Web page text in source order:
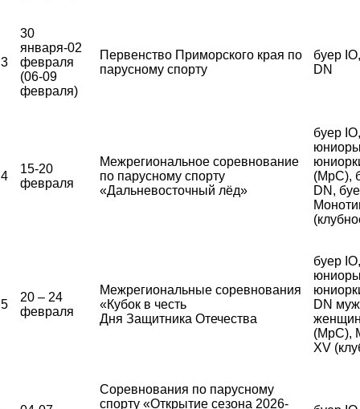
3
30
января-02
февраля
(06-09
февраля)
Первенство Приморского края по
парусному спорту
буер
DN
4
15-20
февраля
Межрегиональное соревнование
по парусному спорту
«Дальневосточный лёд»
буер
(МрС),
DN,
5
20 – 24
февраля
Межрегиональные соревнования
«Кубок в честь
Дня Защитника Отечества
буер
DN
(МрС),
XV
Соревнования по парусному
спорту «Открытие сезона 2026-